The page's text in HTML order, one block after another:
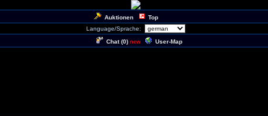
Auktionen Top
Language/Sprache:
Chat (0) new User-Map